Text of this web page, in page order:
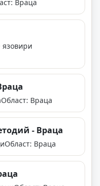
Враца
язовири
Област: Враца
- Враца
Област: Враца